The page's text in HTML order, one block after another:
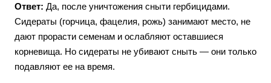
Ответ: Да, после уничтожения сныти гербицидами.
Сидераты (горчица, фацелия, рожь) занимают место, не
дают прорасти семенам и ослабляют оставшиеся
корневища. Но сидераты не убивают сныть — они только
подавляют ее на время.